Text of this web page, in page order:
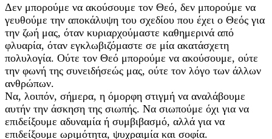
Δεν μπορούμε να ακούσουμε τον Θεό, δεν μπορούμε να
γευθούμε την αποκάλυψη του σχεδίου που έχει ο Θεός για
την ζωή μας, όταν κυριαρχούμαστε καθημερινά από
φλυαρία, όταν εγκλωβιζόμαστε σε μία ακατάσχετη
πολυλογία. Ούτε τον Θεό μπορούμε να ακούσουμε, ούτε
την φωνή της συνειδήσεώς μας, ούτε τον λόγο των άλλων
ανθρώπων.
Να, λοιπόν, σήμερα, η όμορφη στιγμή να αναλάβουμε
αυτήν την άσκηση της σιωπής. Να σιωπούμε όχι για να
επιδείξουμε αδυναμία ή συμβιβασμό, αλλά για να
επιδείξουμε ωριμότητα, ψυχραιμία και σοφία.